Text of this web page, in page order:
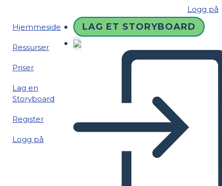
Logg på
Hjemmeside
Ressurser
Priser
Lag en
Storyboard
Register
Logg på
LAG ET STORYBOARD